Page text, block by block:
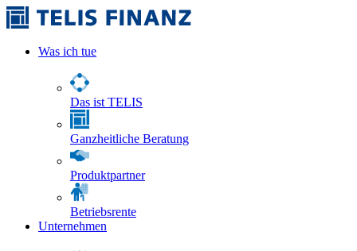
Was ich tue
Das ist TELIS
Ganzheitliche Beratung
Produktpartner
Betriebsrente
Unternehmen